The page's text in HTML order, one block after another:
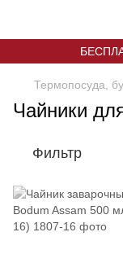
Термопосуда,
Чайники
Фильтр